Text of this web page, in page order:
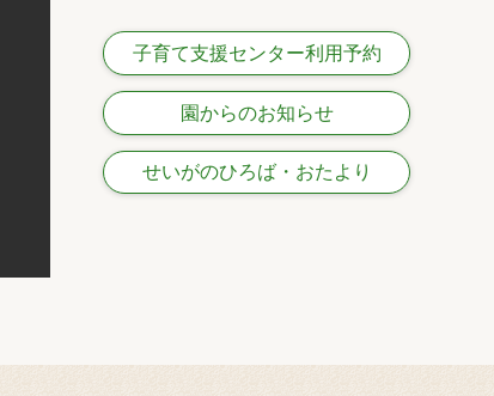
子育て支援センター利用予約
園からのお知らせ
せいがのひろば・おたより